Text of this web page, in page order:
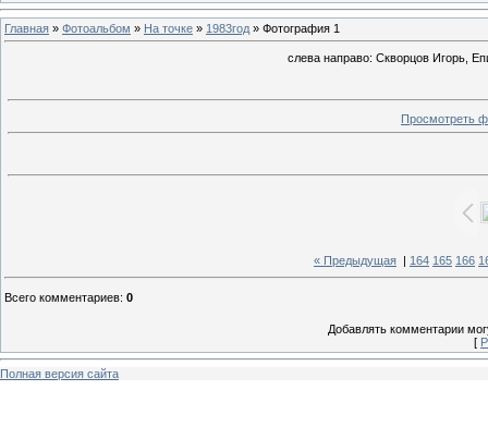
Главная » Фотоальбом » На точке » 1983год » Фотография 1
слева направо: Скворцов Игорь,
Просмотреть
« Предыдущая 164 165 166
Всего комментариев: 0
Добавлять комментарии
[
Полная версия сайта